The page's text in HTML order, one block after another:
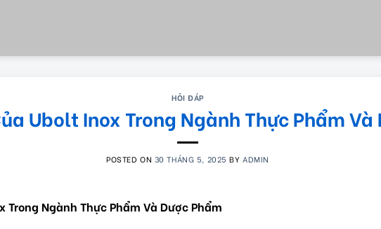
HỎI ĐÁP
Ubolt Inox Trong Ngành Thực Phẩm Và
POSTED ON 30 THÁNG 5, 2025 BY ADMIN
Trong Ngành Thực Phẩm Và Dược Phẩm